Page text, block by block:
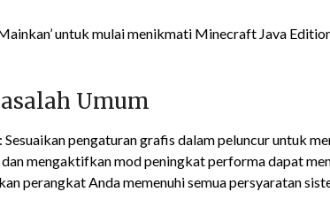
untuk mulai menikmati Minecraft Java
Umum
: Sesuaikan pengaturan grafis dalam peluncur untuk
mengaktifkan mod peningkat performa dapat
perangkat Anda memenuhi semua persyaratan